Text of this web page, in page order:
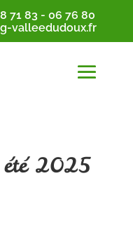
71 83 - 06 76 80
valleedudoux.fr
été 2025